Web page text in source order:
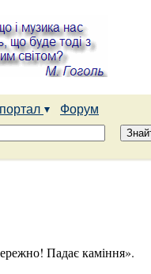
Форум
Падає каміння».